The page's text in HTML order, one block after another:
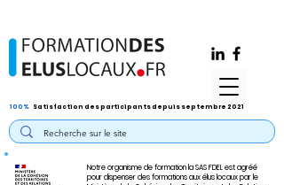
Notre organisme de formation la SAS FDEL est agréé
pour dispenser des formations aux élus locaux par le
100% Satisfaction des participants depuis septembre 2021